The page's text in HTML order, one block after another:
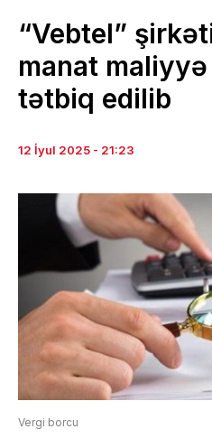
“Vebtel”
manat
tətbiq edilib
12 İyul 2025 - 21:23
Vergi borcu